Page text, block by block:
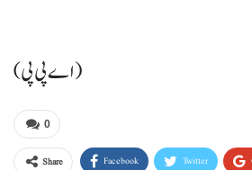
(اے پی پی)
0
Share Facebook Twitter